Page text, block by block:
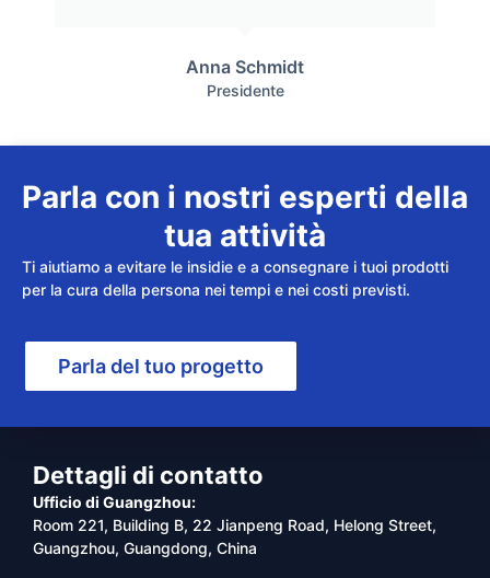
Anna Schmidt
Presidente
Parla con i nostri esperti della
tua attività
Ti aiutiamo a evitare le insidie e a consegnare i tuoi prodotti
per la cura della persona nei tempi e nei costi previsti.
Parla del tuo progetto
Dettagli di contatto
Ufficio di Guangzhou:
Room 221, Building B, 22 Jianpeng Road, Helong Street,
Guangzhou, Guangdong, China